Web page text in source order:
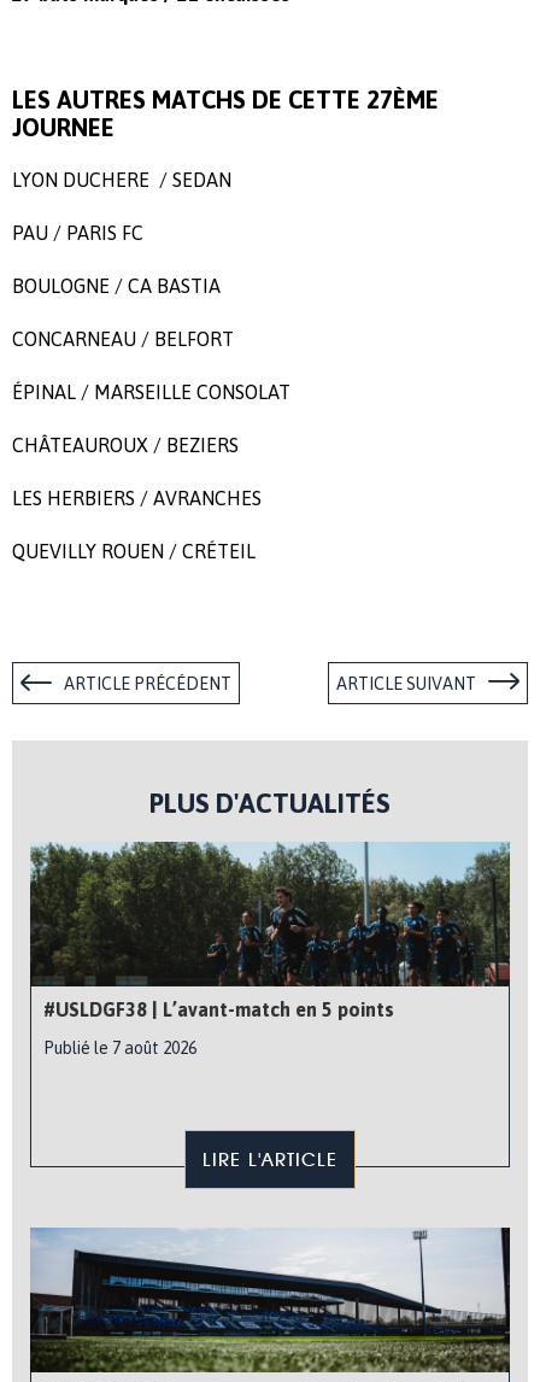
LES AUTRES MATCHS DE CETTE 27ÈME
JOURNEE
LYON DUCHERE / SEDAN
PAU / PARIS FC
BOULOGNE / CA BASTIA
CONCARNEAU / BELFORT
ÉPINAL / MARSEILLE CONSOLAT
CHÂTEAUROUX / BEZIERS
LES HERBIERS / AVRANCHES
QUEVILLY ROUEN / CRÉTEIL
ARTICLE PRÉCÉDENT ARTICLE SUIVANT
PLUS D'ACTUALITÉS
#USLDGF38 | L’avant-match en 5 points
Publié le 7 août 2026
LIRE L'ARTICLE